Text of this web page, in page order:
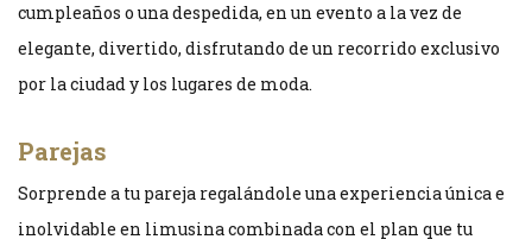
cumpleaños o una despedida, en un evento a la vez de
elegante, divertido, disfrutando de un recorrido exclusivo
por la ciudad y los lugares de moda.
Parejas
Sorprende a tu pareja regalándole una experiencia única e
inolvidable en limusina combinada con el plan que tu